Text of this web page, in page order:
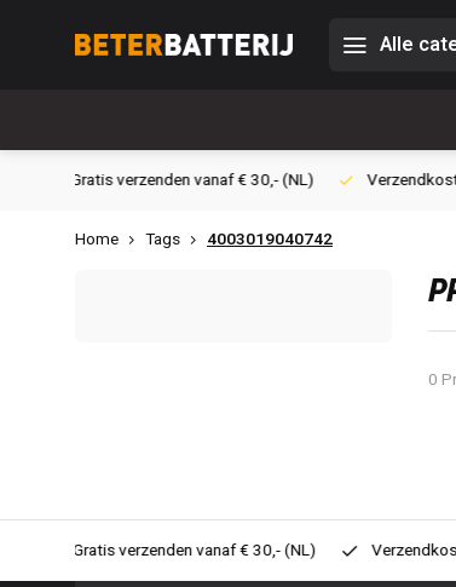
Alle
Verzendkosten € 2,95 (NL) Snelle
Home Tags 4003019040742
0
Verzendkosten € 2,95 (NL) Snelle